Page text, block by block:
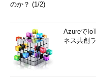
のか？ (1/2)
Azureで
ネス共創ラ